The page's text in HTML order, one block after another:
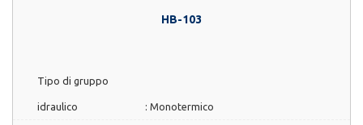
HB-103
Tipo di gruppo
idraulico : Monotermico